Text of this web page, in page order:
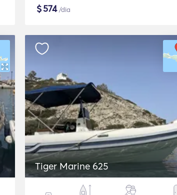
$574/dia
Tiger Marine 625